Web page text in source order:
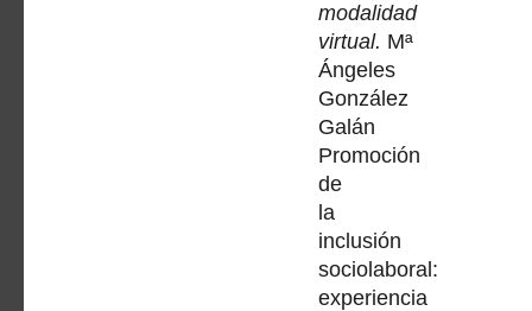
modalidad
virtual. Mª
Ángeles
González
Galán
Promoción
de
la
inclusión
sociolaboral:
experiencia